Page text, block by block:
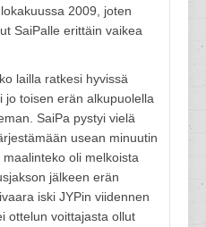
2009, joten
SaiPalle erittäin vaikea
lailla ratkesi hyvissä
jo toisen erän alkupuolella
SaiPa pystyi vielä
usean minuutin
oli melkoista
jälkeen erän
iski JYPin viidennen
ottelun voittajasta ollut